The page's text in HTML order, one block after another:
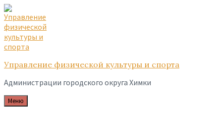
Skip
to
content
Skip
to
main
navigation
Skip
to
footer
Управление физической культуры и спорта
Администрации городского округа Химки
Меню